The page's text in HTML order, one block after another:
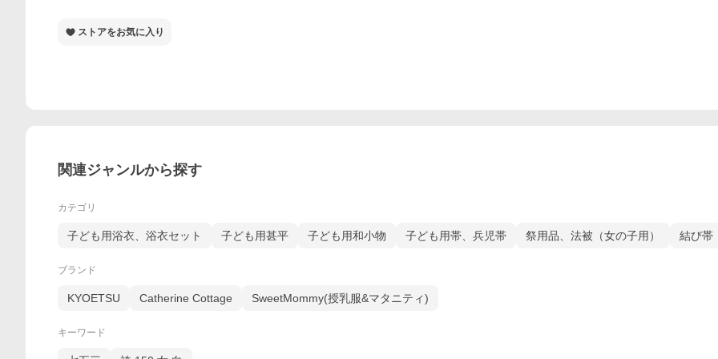
ストアをお気に入り
関連ジャンルから探す
カテゴリ
子ども用浴衣、浴衣セット 子ども用甚平 子ども用和小物 子ども用帯、兵児帯 祭用品、法被（女の子用） 結び帯
ブランド
KYOETSU Catherine Cottage SweetMommy(授乳服&マタニティ)
キーワード